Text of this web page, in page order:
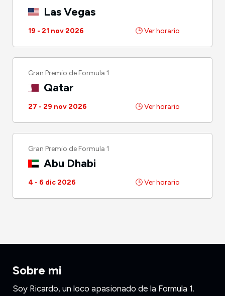
Las Vegas
19 - 21 nov 2026 🕒 Ver horario
Gran Premio de Formula 1
Qatar
27 - 29 nov 2026 🕒 Ver horario
Gran Premio de Formula 1
Abu Dhabi
4 - 6 dic 2026 🕒 Ver horario
Sobre mi
Soy Ricardo, un loco apasionado de la Formula 1.